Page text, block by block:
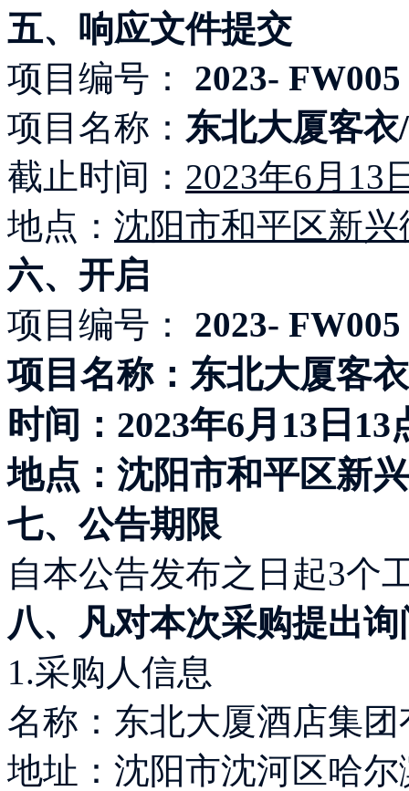
五、响应文件提交
项目编号：
2023- FW005
项目名称： 东北大厦客
截止时间： 2023年6月13
地点： 沈阳市和平区新
六、开启
项目编号：
2023- FW005
项目名称：东北大厦客
时间：2023年6月13日
地点：沈阳市和平区新
七、公告期限
自本公告发布之日起3个
八、凡对本次采购提出
1.采购人信息
名称：东北大厦酒店集
地址：沈阳市沈河区哈尔